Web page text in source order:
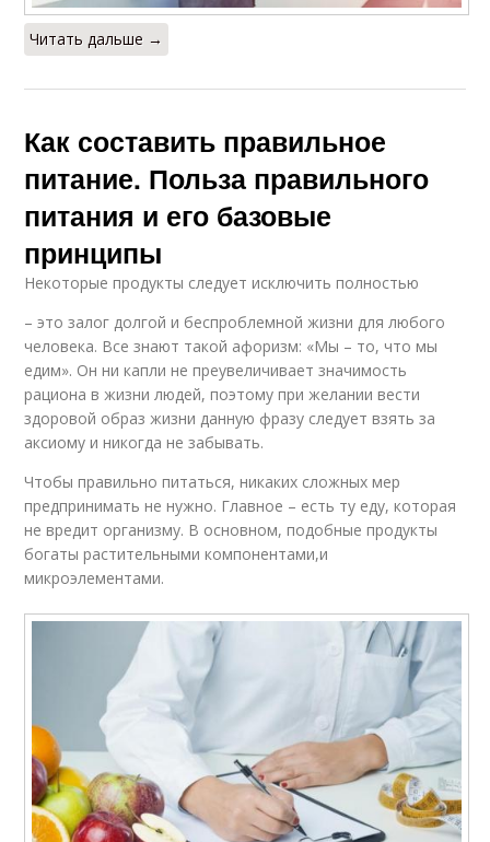
Читать дальше →
Как составить правильное
питание. Польза правильного
питания и его базовые
принципы
Некоторые продукты следует исключить полностью
– это залог долгой и беспроблемной жизни для любого
человека. Все знают такой афоризм: «Мы – то, что мы
едим». Он ни капли не преувеличивает значимость
рациона в жизни людей, поэтому при желании вести
здоровой образ жизни данную фразу следует взять за
аксиому и никогда не забывать.
Чтобы правильно питаться, никаких сложных мер
предпринимать не нужно. Главное – есть ту еду, которая
не вредит организму. В основном, подобные продукты
богаты растительными компонентами,и
микроэлементами.